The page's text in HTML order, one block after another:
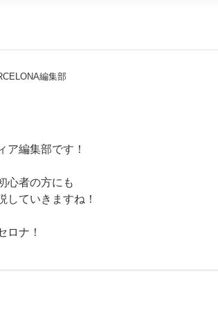
編集部
ア編集部です！
心者の方にも
していきますね！
ロナ！